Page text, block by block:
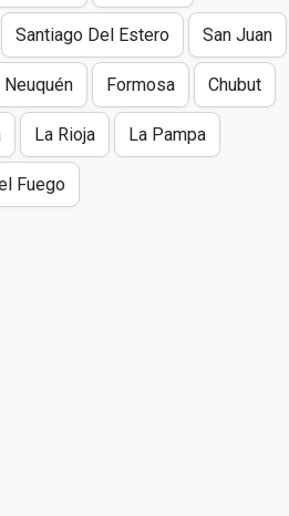
Santiago Del Estero San Juan
Neuquén Formosa Chubut
La Rioja La Pampa
Fuego